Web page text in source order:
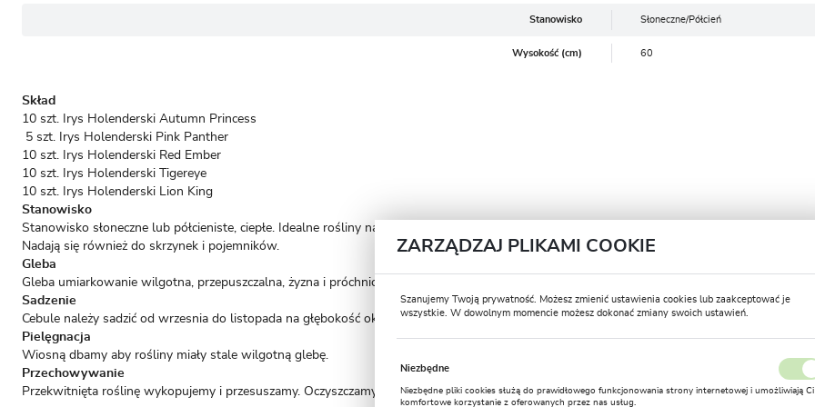
Stanowisko Słoneczne/Półcień
Wysokość (cm) 60
Skład
10 szt. Irys Holenderski Autumn Princess
5 szt. Irys Holenderski Pink Panther
10 szt. Irys Holenderski Red Ember
10 szt. Irys Holenderski Tigereye
10 szt. Irys Holenderski Lion King
Stanowisko
Stanowisko słoneczne lub półcieniste, ciepłe. Idealne rośliny na skalniaki, a także do uprawy między drzewami i cebulkami kwiatowmymi.
Nadają się również do skrzynek i pojemników.
Gleba
Gleba umiarkowanie wilgotna, przepuszczalna, żyzna i próchnicza.
Sadzenie
Cebule należy sadzić od wrzesnia do listopada na głębokość ok 8 cm.
Pielęgnacja
Wiosną dbamy aby rośliny miały stale wilgotną glebę.
Przechowywanie
Przekwitnięta roślinę wykopujemy i przesuszamy. Oczyszczamy i przechowujemy w przewiewnym miejscu aż do jesieni, kiedy to sadzimy ją
ZARZĄDZAJ PLIKAMI COOKIE
Szanujemy Twoją prywatność. Możesz zmienić ustawienia cookies lub zaakceptować je
wszystkie. W dowolnym momencie możesz dokonać zmiany swoich ustawień.
Niezbędne
Niezbędne pliki cookies służą do prawidłowego funkcjonowania strony internetowej i umożliwiają Ci
komfortowe korzystanie z oferowanych przez nas usług.
Polska